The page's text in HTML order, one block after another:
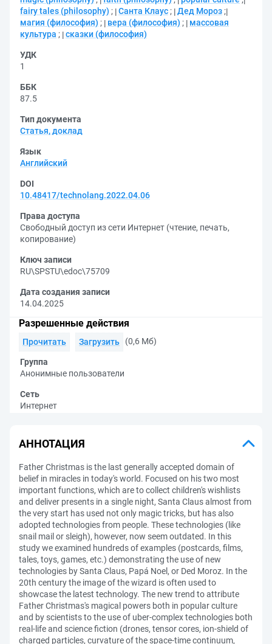
fairy tales (philosophy) ; Санта Клаус ; Дед Мороз ;
магия (философия) ; вера (философия) ;
массовая
культура ; сказки (философия)
УДК
1
ББК
87.5
Тип документа
Статья, доклад
Язык
Английский
DOI
10.48417/technolang.2022.04.06
Права доступа
Свободный доступ из сети Интернет (чтение, печать,
копирование)
Ключ записи
RU\SPSTU\edoc\75709
Дата создания записи
14.04.2025
Разрешенные действия
Прочитать Загрузить (0,6 Мб)
Группа
Анонимные пользователи
Сеть
Интернет
АННОТАЦИЯ
Father Christmas is the last generally accepted domain of
belief in miracles in today's world. Focused on his two most
important functions, which are to collect children's wishlists
and deliver presents in a single night, Santa Claus almost from
the very start has used not only magic tricks, but has also
adopted technologies from people. These technologies (like
snail mail or sleigh), however, now seem outdated. In this
study we examined hundreds of examples (postcards, films,
tales, toys, games, etc.) demonstrating the use of new
technologies by Santa Claus, Papá Noel, or Ded Moroz. In the
20th century the image of the wizard is often used to
showcase the latest technology. The new trend to attribute
Father Christmas's magical powers both in popular culture
and by scientists to the use of uber-complex technologies both
real-life and science fiction (drones, tensor cores, ion-shield of
charged particles, curvature of the space-time continuum,